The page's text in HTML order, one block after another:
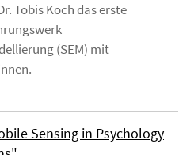
Tobis Koch das erste
(SEM) mit
Sensing in Psychology